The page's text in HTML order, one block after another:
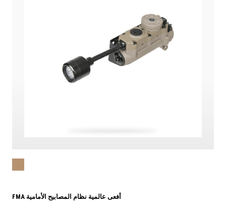
FMA أفعى عالمية نظام المصابيح الأمامية